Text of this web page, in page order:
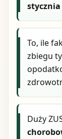
stycznia
To, ile
zbiegu
Duży